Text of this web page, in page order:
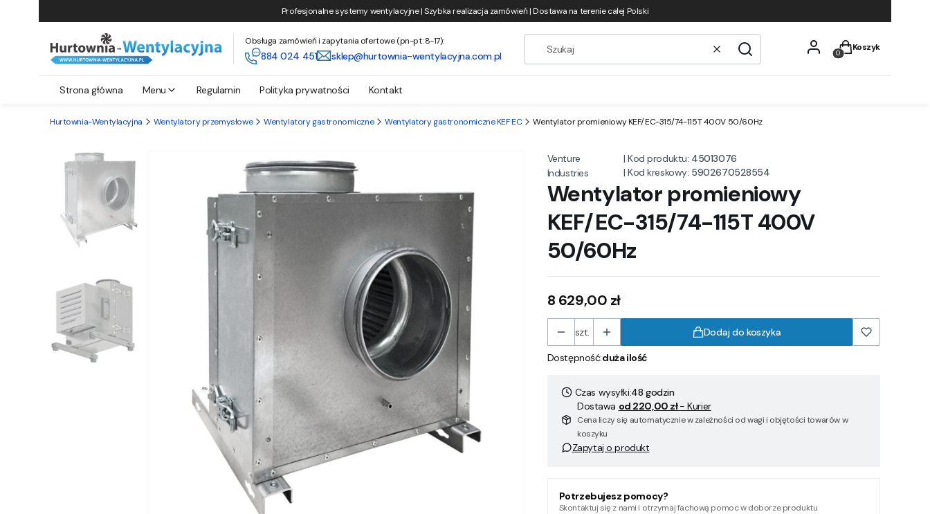
Profesjonalne systemy wentylacyjne | Szybka realizacja zamówień | Dostawa na terenie całej Polski
Obsługa zamówień i zapytania ofertowe (pn-pt: 8-17):
884 024 451 sklep@hurtownia-wentylacyjna.com.pl WyczyśćSzukaj
Produkty w
Koszyk
Strona główna Menu Regulamin Polityka prywatności Kontakt
Hurtownia-Wentylacyjna Wentylatory przemysłowe Wentylatory gastronomiczne Wentylatory gastronomiczne KEF EC Wentylator promieniowy KEF/EC-315/74-115T 400V 50/60Hz
Venture
Industries
| Kod produktu: 45013076
| Kod kreskowy: 5902670528554
Wentylator promieniowy
KEF/EC-315/74-115T 400V
50/60Hz
Cena
8 629,00 zł
szt. Dodaj do koszyka
Dostępność:duża ilość
Czas wysyłki:48 godzin
Dostawa od 220,00 zł- Kurier
Cena liczy się automatycznie w zależności od wagi i objętości towarów w
koszyku
Zapytaj o produkt
Potrzebujesz pomocy?
Skontaktuj się z nami i otrzymaj fachową pomoc w doborze produktu